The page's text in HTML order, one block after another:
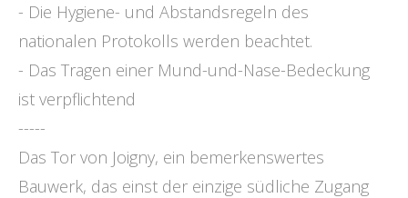
- Die Hygiene- und Abstandsregeln des
nationalen Protokolls werden beachtet.
- Das Tragen einer Mund-und-Nase-Bedeckung
ist verpflichtend
-----
Das Tor von Joigny, ein bemerkenswertes
Bauwerk, das einst der einzige südliche Zugang